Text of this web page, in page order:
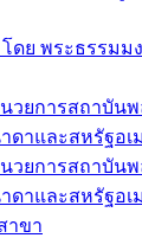
ดย พระธรรม
วยการสถาบัน
ดาและสหรัฐอเ
วยการสถาบัน
ดาและสหรัฐอเ
าขา